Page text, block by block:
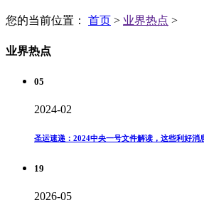
您的当前位置： 首页 > 业界热点 >
业界热点
05
2024-02
圣运速递：2024中央一号文件解读，这些利好消
19
2026-05